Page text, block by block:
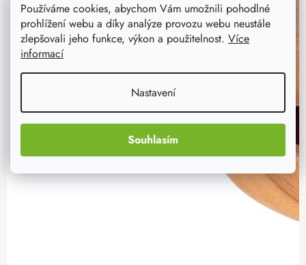
Používáme cookies, abychom Vám umožnili pohodlné
prohlížení webu a díky analýze provozu webu neustále
zlepšovali jeho funkce, výkon a použitelnost. Více
informací
Nastavení
Souhlasím